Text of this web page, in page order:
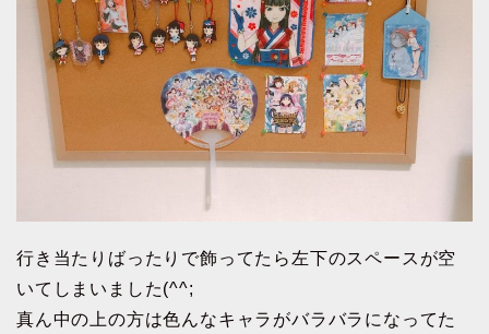
行き当たりばったりで飾ってたら左下のスペースが空
いてしまいました(^^;
真ん中の上の方は色んなキャラがバラバラになってた